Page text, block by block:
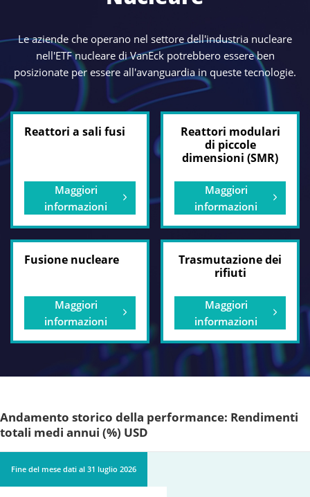
Le aziende che operano nel settore dell'industria nucleare
nell'ETF nucleare di VanEck potrebbero essere ben
posizionate per essere all'avanguardia in queste tecnologie.
Reattori a sali fusi
Maggiori
informazioni
Reattori modulari
di piccole
dimensioni (SMR)
Maggiori
informazioni
Fusione nucleare
Maggiori
informazioni
Trasmutazione dei
rifiuti
Maggiori
informazioni
Andamento storico della performance: Rendimenti
totali medi annui (%) USD
Fine del mese dati al 31 luglio 2026